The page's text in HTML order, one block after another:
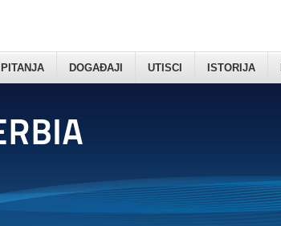
PITANJA DOGAĐAJI UTISCI ISTORIJA